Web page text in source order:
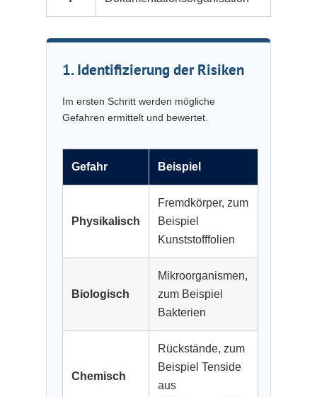
1. Identifizierung der Risiken
Im ersten Schritt werden mögliche
Gefahren ermittelt und bewertet.
Gefahr Beispiel
Physikalisch
Fremdkörper, zum
Beispiel
Kunststofffolien
Biologisch
Mikroorganismen,
zum Beispiel
Bakterien
Chemisch
Rückstände, zum
Beispiel Tenside
aus